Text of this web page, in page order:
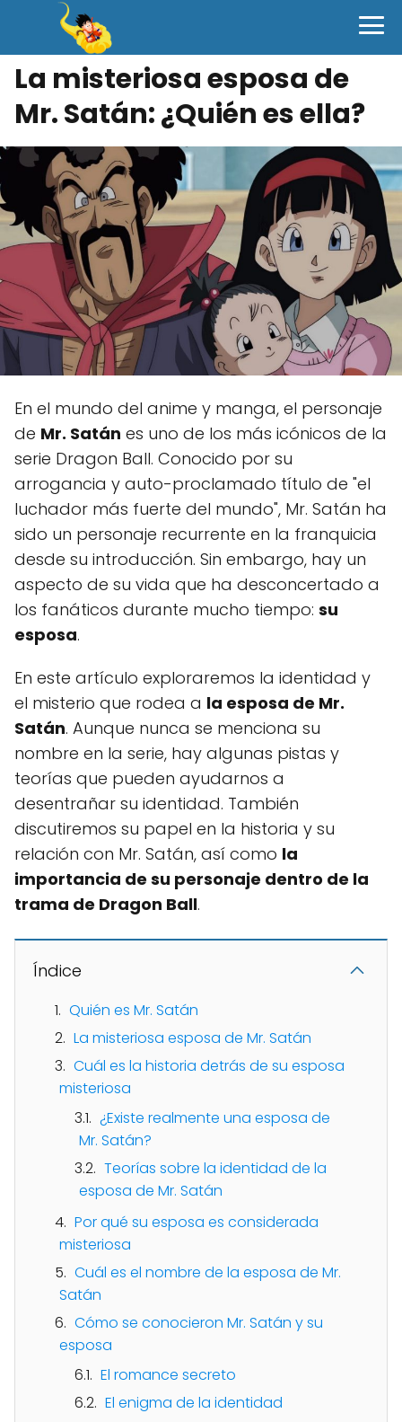
La misteriosa esposa de
Mr. Satán: ¿Quién es ella?
En el mundo del anime y manga, el personaje
de Mr. Satán es uno de los más icónicos de la
serie Dragon Ball. Conocido por su
arrogancia y auto-proclamado título de "el
luchador más fuerte del mundo", Mr. Satán ha
sido un personaje recurrente en la franquicia
desde su introducción. Sin embargo, hay un
aspecto de su vida que ha desconcertado a
los fanáticos durante mucho tiempo: su
esposa.
En este artículo exploraremos la identidad y
el misterio que rodea a la esposa de Mr.
Satán. Aunque nunca se menciona su
nombre en la serie, hay algunas pistas y
teorías que pueden ayudarnos a
desentrañar su identidad. También
discutiremos su papel en la historia y su
relación con Mr. Satán, así como la
importancia de su personaje dentro de la
trama de Dragon Ball.
Índice
Quién es Mr. Satán
La misteriosa esposa de Mr. Satán
Cuál es la historia detrás de su esposa
misteriosa
¿Existe realmente una esposa de
Mr. Satán?
Teorías sobre la identidad de la
esposa de Mr. Satán
Por qué su esposa es considerada
misteriosa
Cuál es el nombre de la esposa de Mr.
Satán
Cómo se conocieron Mr. Satán y su
esposa
El romance secreto
El enigma de la identidad